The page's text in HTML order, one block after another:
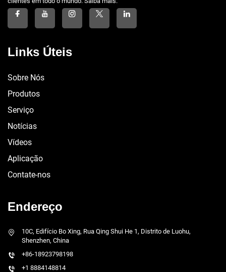
Links Úteis
Sobre Nós
Produtos
Serviço
Notícias
Vídeos
Aplicação
Contate-nos
Endereço
10C, Edifício Bo Xing, Rua Qing Shui He 1, Distrito de Luohu,
Shenzhen, China
+86-18923798198
+1 8884148814